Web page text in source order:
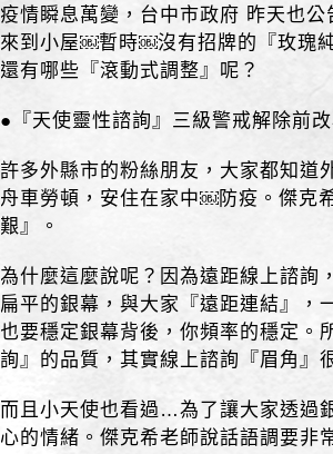
疫情瞬息萬變，台中市政府 昨天也
來到小屋￼暫時￼沒有招牌的『玫瑰
還有哪些『滾動式調整』呢？
●『天使靈性諮詢』三級警戒解除前
許多外縣市的粉絲朋友，大家都知道
舟車勞頓，安住在家中￼防疫。傑克
艱』。
為什麼這麼說呢？因為遠距線上諮詢
扁平的銀幕，與大家『遠距連結』，
也要穩定銀幕背後，你頻率的穩定。
詢』的品質，其實線上諮詢『眉角』
而且小天使也看過…為了讓大家透過
心的情緒。傑克希老師說話語調要